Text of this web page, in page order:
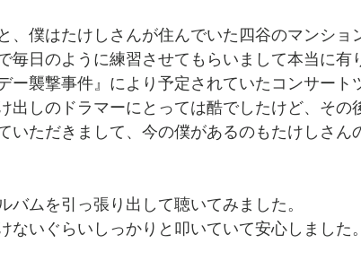
、僕はたけしさんが住んでいた四谷のマンショ
毎日のように練習させてもらいまして本当に有
ー襲撃事件』により予定されていたコンサート
出しのドラマーにとっては酷でしたけど、その
いただきまして、今の僕があるのもたけしさん
バムを引っ張り出して聴いてみました。
ないぐらいしっかりと叩いていて安心しました。